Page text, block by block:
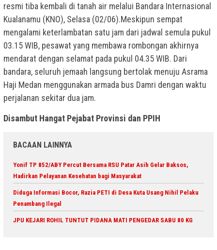
resmi tiba kembali di tanah air melalui Bandara Internasional
Kualanamu (KNO), Selasa (02/06).Meskipun sempat
mengalami keterlambatan satu jam dari jadwal semula pukul
03.15 WIB, pesawat yang membawa rombongan akhirnya
mendarat dengan selamat pada pukul 04.35 WIB. Dari
bandara, seluruh jemaah langsung bertolak menuju Asrama
Haji Medan menggunakan armada bus Damri dengan waktu
perjalanan sekitar dua jam.
Disambut Hangat Pejabat Provinsi dan PPIH
BACAAN LAINNYA
Yonif TP 852/ABY Percut Bersama RSU Patar Asih Gelar Baksos,
Hadirkan Pelayanan Kesehatan bagi Masyarakat
Diduga Informasi Bocor, Razia PETI di Desa Kuta Usang Nihil Pelaku
Penambang Ilegal
JPU KEJARI ROHIL TUNTUT PIDANA MATI PENGEDAR SABU 80 KG